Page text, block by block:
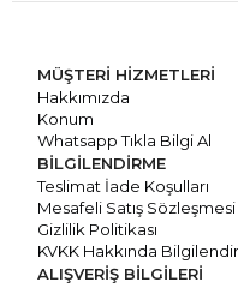
MÜŞTERİ HİZMETLERİ
Hakkımızda
Konum
Whatsapp Tıkla Bilgi Al
BİLGİLENDİRME
Teslimat İade Koşulları
Mesafeli Satış Sözleşmesi
Gizlilik Politikası
KVKK Hakkında
ALIŞVERİŞ BİLGİLERİ